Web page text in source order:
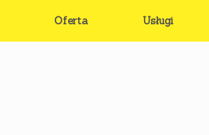
Oferta Usługi